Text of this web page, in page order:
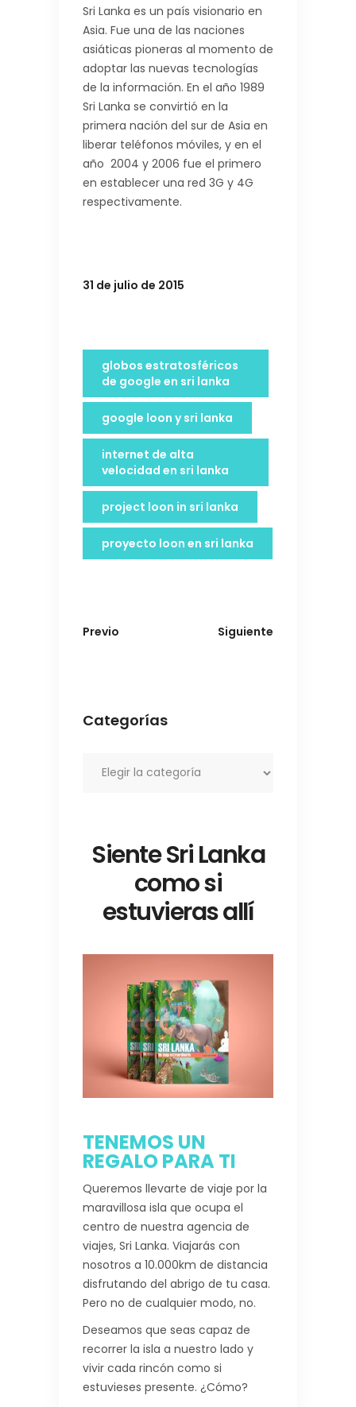
Sri Lanka es un país visionario en
Asia. Fue una de las naciones
asiáticas pioneras al momento de
adoptar las nuevas tecnologías
de la información. En el año 1989
Sri Lanka se convirtió en la
primera nación del sur de Asia en
liberar teléfonos móviles, y en el
año 2004 y 2006 fue el primero
en establecer una red 3G y 4G
respectivamente.
31 de julio de 2015
globos estratosféricos
de google en sri lanka
google loon y sri lanka
internet de alta
velocidad en sri lanka
project loon in sri lanka
proyecto loon en sri lanka
Previo Siguiente
Categorías
Siente Sri Lanka
como si
estuvieras allí
TENEMOS UN
REGALO PARA TI
Queremos llevarte de viaje por la
maravillosa isla que ocupa el
centro de nuestra agencia de
viajes, Sri Lanka. Viajarás con
nosotros a 10.000km de distancia
disfrutando del abrigo de tu casa.
Pero no de cualquier modo, no.
Deseamos que seas capaz de
recorrer la isla a nuestro lado y
vivir cada rincón como si
estuvieses presente. ¿Cómo?